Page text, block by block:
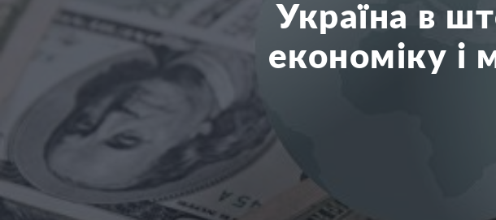
Україна в
економіку і